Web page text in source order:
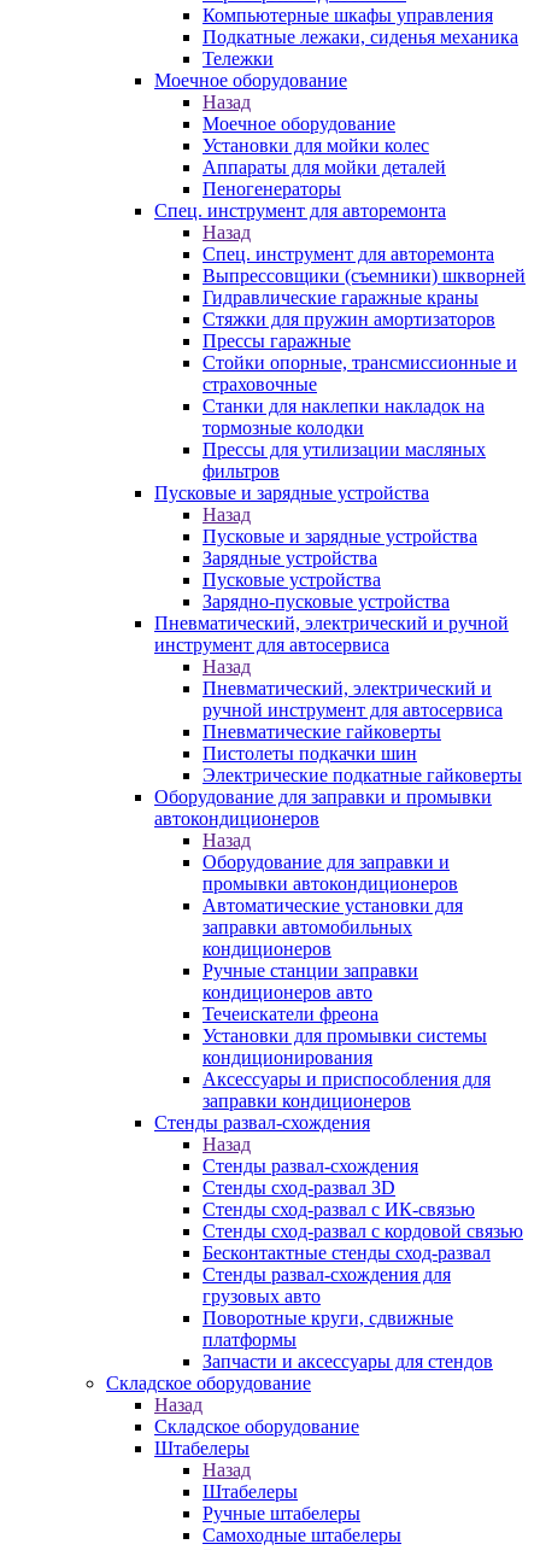
Компьютерные шкафы управления
Подкатные лежаки, сиденья механика
Тележки
Моечное оборудование
Назад
Моечное оборудование
Установки для мойки колес
Аппараты для мойки деталей
Пеногенераторы
Спец. инструмент для авторемонта
Назад
Спец. инструмент для авторемонта
Выпрессовщики (съемники) шкворней
Гидравлические гаражные краны
Стяжки для пружин амортизаторов
Прессы гаражные
Стойки опорные, трансмиссионные и
страховочные
Станки для наклепки накладок на
тормозные колодки
Прессы для утилизации масляных
фильтров
Пусковые и зарядные устройства
Назад
Пусковые и зарядные устройства
Зарядные устройства
Пусковые устройства
Зарядно-пусковые устройства
Пневматический, электрический и ручной
инструмент для автосервиса
Назад
Пневматический, электрический и
ручной инструмент для автосервиса
Пневматические гайковерты
Пистолеты подкачки шин
Электрические подкатные гайковерты
Оборудование для заправки и промывки
автокондиционеров
Назад
Оборудование для заправки и
промывки автокондиционеров
Автоматические установки для
заправки автомобильных
кондиционеров
Ручные станции заправки
кондиционеров авто
Течеискатели фреона
Установки для промывки системы
кондиционирования
Аксессуары и приспособления для
заправки кондиционеров
Стенды развал-схождения
Назад
Стенды развал-схождения
Стенды сход-развал 3D
Стенды сход-развал с ИК-связью
Стенды сход-развал с кордовой связью
Бесконтактные стенды сход-развал
Стенды развал-схождения для
грузовых авто
Поворотные круги, сдвижные
платформы
Запчасти и аксессуары для стендов
Складское оборудование
Назад
Складское оборудование
Штабелеры
Назад
Штабелеры
Ручные штабелеры
Самоходные штабелеры